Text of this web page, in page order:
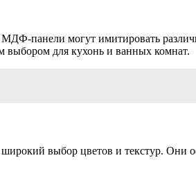
МДФ-панели могут имитировать
выбором для кухонь и ванных комнат.
выбор цветов и текстур.